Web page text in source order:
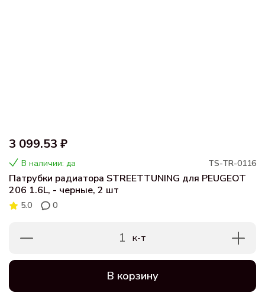
3 099.53 ₽
В наличии: да TS-TR-0116
Патрубки радиатора STREETTUNING для PEUGEOT
206 1.6L, - черные, 2 шт
5.0 0
1 к-т
В корзину